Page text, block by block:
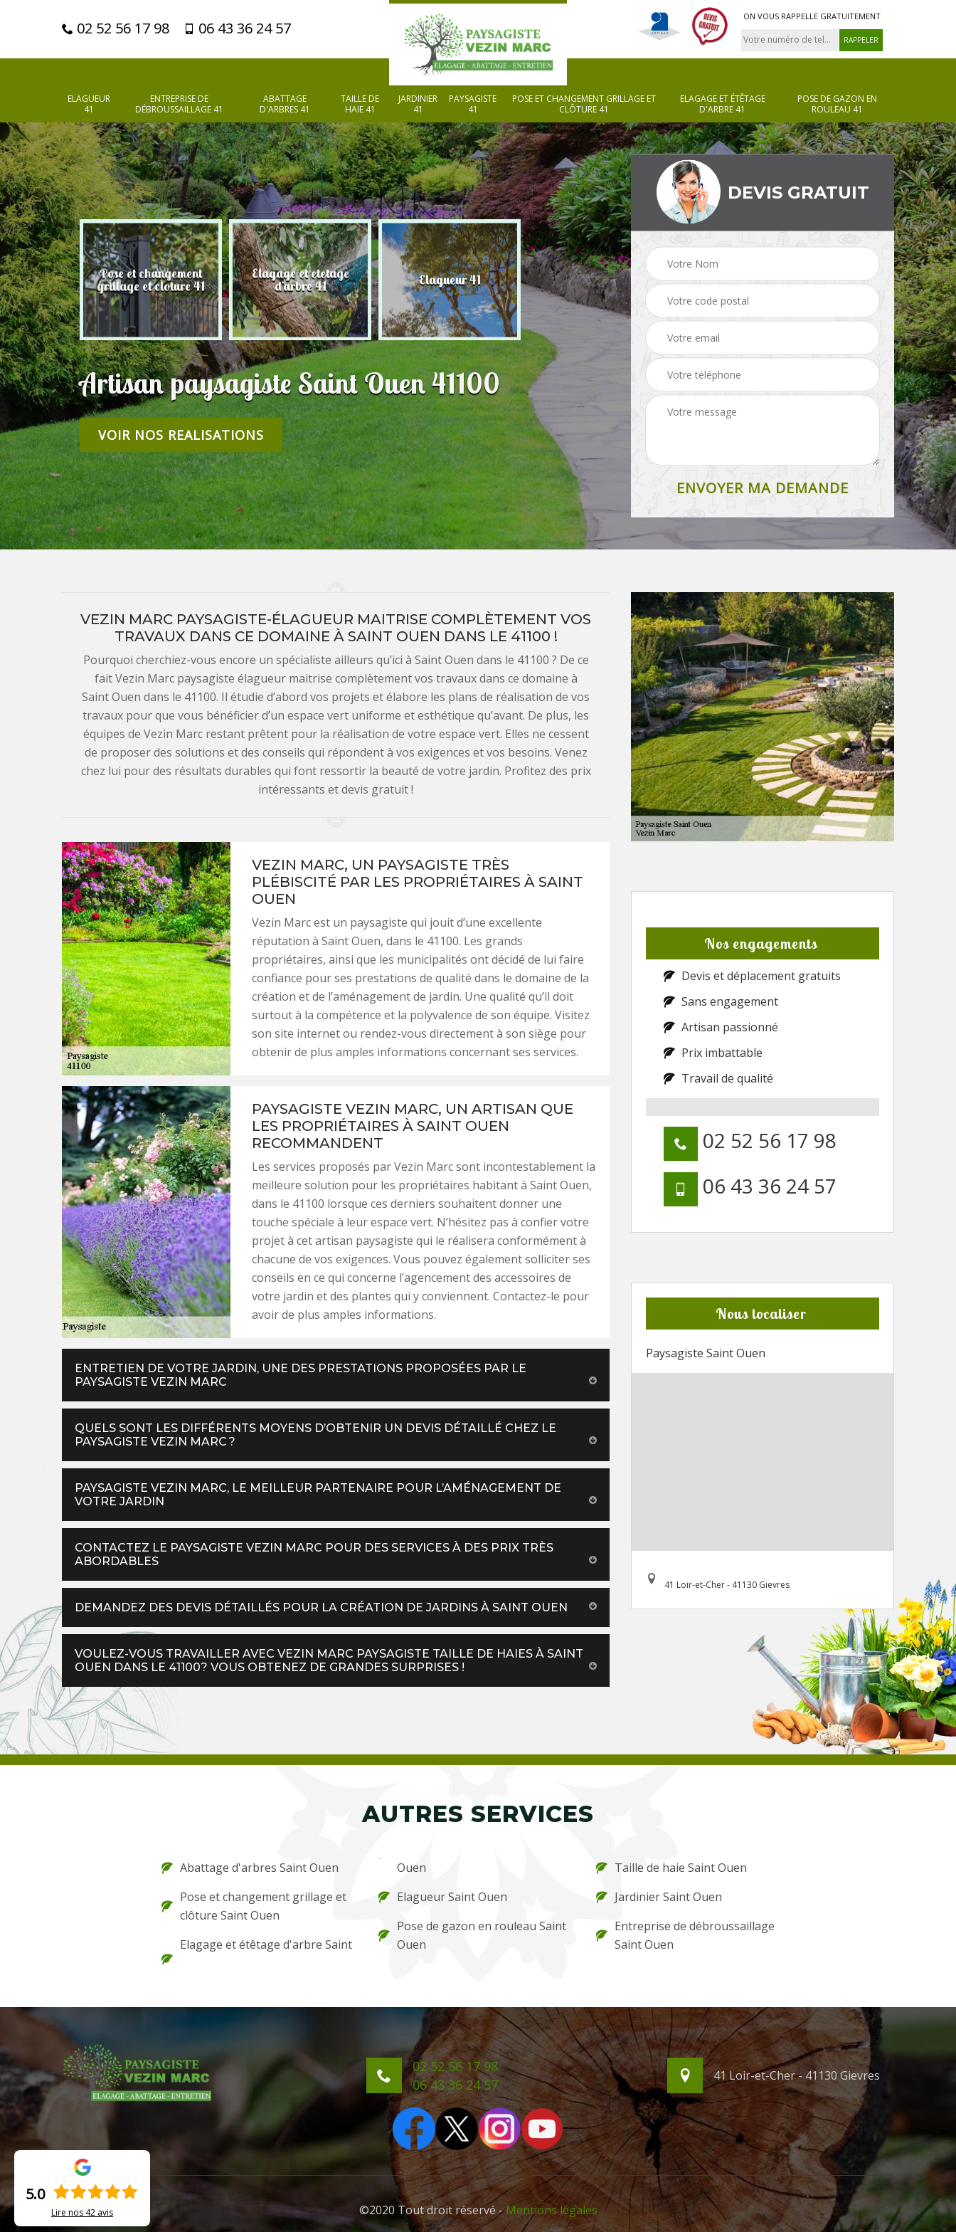
02 52 56 17 98 06 43 36 24 57
ON VOUS RAPPELLE GRATUITEMENT
ELAGUEUR
41
ENTREPRISE DE
DÉBROUSSAILLAGE 41
ABATTAGE
D'ARBRES 41
TAILLE DE
HAIE 41
JARDINIER
41
PAYSAGISTE
41
POSE ET CHANGEMENT GRILLAGE ET
CLÔTURE 41
ELAGAGE ET ÉTÊTAGE
D'ARBRE 41
POSE DE GAZON EN
ROULEAU 41
41 Pose et changement
grillage et cloture 41
Elagage et etetage
d'arbre 41 Elagueur 41 Paysagiste 41 Pose de gazon en
rouleau 41 Taille de haie 41
Artisan paysagiste Saint Ouen 41100
VOIR NOS REALISATIONS
DEVIS GRATUIT
VEZIN MARC PAYSAGISTE-ÉLAGUEUR MAITRISE COMPLÈTEMENT VOS
TRAVAUX DANS CE DOMAINE À SAINT OUEN DANS LE 41100 !
Pourquoi cherchiez-vous encore un spécialiste ailleurs qu’ici à Saint Ouen dans le 41100 ? De ce
fait Vezin Marc paysagiste élagueur maitrise complètement vos travaux dans ce domaine à
Saint Ouen dans le 41100. Il étudie d’abord vos projets et élabore les plans de réalisation de vos
travaux pour que vous bénéficier d’un espace vert uniforme et esthétique qu’avant. De plus, les
équipes de Vezin Marc restant prêtent pour la réalisation de votre espace vert. Elles ne cessent
de proposer des solutions et des conseils qui répondent à vos exigences et vos besoins. Venez
chez lui pour des résultats durables qui font ressortir la beauté de votre jardin. Profitez des prix
intéressants et devis gratuit !
VEZIN MARC, UN PAYSAGISTE TRÈS
PLÉBISCITÉ PAR LES PROPRIÉTAIRES À SAINT
OUEN
Vezin Marc est un paysagiste qui jouit d’une excellente
réputation à Saint Ouen, dans le 41100. Les grands
propriétaires, ainsi que les municipalités ont décidé de lui faire
confiance pour ses prestations de qualité dans le domaine de la
création et de l’aménagement de jardin. Une qualité qu’il doit
surtout à la compétence et la polyvalence de son équipe. Visitez
son site internet ou rendez-vous directement à son siège pour
obtenir de plus amples informations concernant ses services.
PAYSAGISTE VEZIN MARC, UN ARTISAN QUE
LES PROPRIÉTAIRES À SAINT OUEN
RECOMMANDENT
Les services proposés par Vezin Marc sont incontestablement la
meilleure solution pour les propriétaires habitant à Saint Ouen,
dans le 41100 lorsque ces derniers souhaitent donner une
touche spéciale à leur espace vert. N’hésitez pas à confier votre
projet à cet artisan paysagiste qui le réalisera conformément à
chacune de vos exigences. Vous pouvez également solliciter ses
conseils en ce qui concerne l’agencement des accessoires de
votre jardin et des plantes qui y conviennent. Contactez-le pour
avoir de plus amples informations.
ENTRETIEN DE VOTRE JARDIN, UNE DES PRESTATIONS PROPOSÉES PAR LE
PAYSAGISTE VEZIN MARC
QUELS SONT LES DIFFÉRENTS MOYENS D’OBTENIR UN DEVIS DÉTAILLÉ CHEZ LE
PAYSAGISTE VEZIN MARC ?
PAYSAGISTE VEZIN MARC, LE MEILLEUR PARTENAIRE POUR L’AMÉNAGEMENT DE
VOTRE JARDIN
CONTACTEZ LE PAYSAGISTE VEZIN MARC POUR DES SERVICES À DES PRIX TRÈS
ABORDABLES
DEMANDEZ DES DEVIS DÉTAILLÉS POUR LA CRÉATION DE JARDINS À SAINT OUEN
VOULEZ-VOUS TRAVAILLER AVEC VEZIN MARC PAYSAGISTE TAILLE DE HAIES À SAINT
OUEN DANS LE 41100? VOUS OBTENEZ DE GRANDES SURPRISES !
Nos engagements
Devis et déplacement gratuits
Sans engagement
Artisan passionné
Prix imbattable
Travail de qualité
02 52 56 17 98
06 43 36 24 57
Nous localiser
Paysagiste Saint Ouen
41 Loir-et-Cher - 41130 Gievres
AUTRES SERVICES
Abattage d'arbres Saint Ouen
Pose et changement grillage et
clôture Saint Ouen
Elagage et étêtage d'arbre Saint
Ouen
Elagueur Saint Ouen
Pose de gazon en rouleau Saint
Ouen
Taille de haie Saint Ouen
Jardinier Saint Ouen
Entreprise de débroussaillage
Saint Ouen
02 52 56 17 98
06 43 36 24 57
41 Loir-et-Cher - 41130 Gievres
©2020 Tout droit réservé -Mentions légales
5.0
Lire nos 42 avis